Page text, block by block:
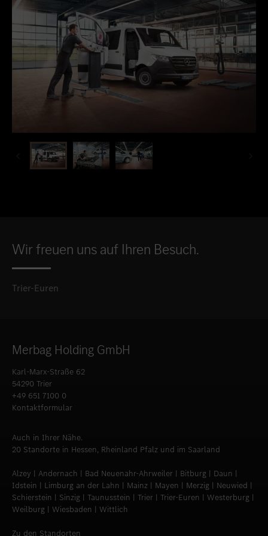
Wir freuen uns auf Ihren Besuch.
Trier-Euren
Merbag Holding GmbH
Karl-Marx-Straße 62
54290 Trier
+49 651 7100 0
Kontaktformular
Auch in Ihrer Nähe.
20 Standorte in Hessen, Rheinland Pfalz und im Saarland
Alzey | Andernach | Bad Neuenahr-Ahrweiler | Bitburg | Daun |
Idstein | Limburg an der Lahn | Mainz | Mayen | Merzig | Neuwied |
Schierstein | Sinzig | Taunusstein | Trier | Trier-Euren | Westerburg |
Weilburg | Wiesbaden | Wittlich
Zu den Standorten